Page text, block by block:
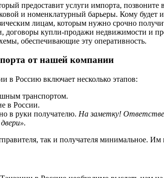
предоставит услуги импорта,
и номенклатурный барьеры. Кому будет
лицам, которым нужно срочно
договоры купли-продажи недвижимости и
обеспечивающие эту оперативность.
от нашей компании
в Россию включает несколько этапов:
транспортом.
в России.
в руки получателю. На заметку!
так и получателя минимальное.